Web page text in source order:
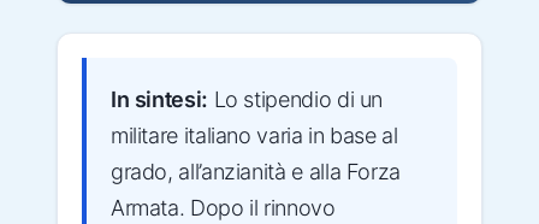
In sintesi: Lo stipendio di un
militare italiano varia in base al
grado, all’anzianità e alla Forza
Armata. Dopo il rinnovo